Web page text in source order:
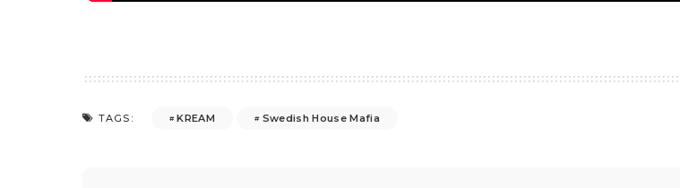
TAGS: KREAM Swedish House Mafia